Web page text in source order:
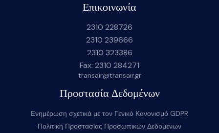
Επικοινωνία
2310 228726
2310 239666
2310 323386
Fax: 2310 284271
transair@transair.gr
Προστασία Δεδομένων
Ενημέρωση σχετικά με τον Γενικό Κανονισμό GDPR
Πολιτική Προστασίας Προσωπικών Δεδομένων